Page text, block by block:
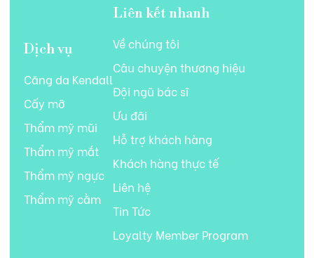
Dịch vụ
Căng da Kendall
Cấy mỡ
Thẩm mỹ mũi
Thẩm mỹ mắt
Thẩm mỹ ngực
Thẩm mỹ cằm
Liên kết nhanh
Về chúng tôi
Câu chuyện thương hiệu
Đội ngũ bác sĩ
Ưu đãi
Hỗ trợ khách hàng
Khách hàng thực tế
Liên hệ
Tin Tức
Loyalty Member Program